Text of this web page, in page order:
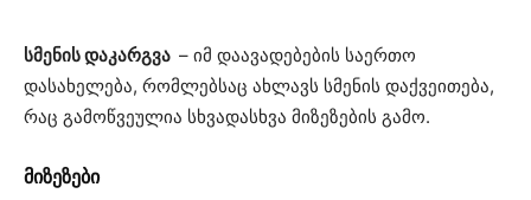
სმენის დაკარგვა – იმ დაავადებების საერთო
დასახელება, რომლებსაც ახლავს სმენის დაქვეითება,
რაც გამოწვეულია სხვადასხვა მიზეზების გამო.
მიზეზები